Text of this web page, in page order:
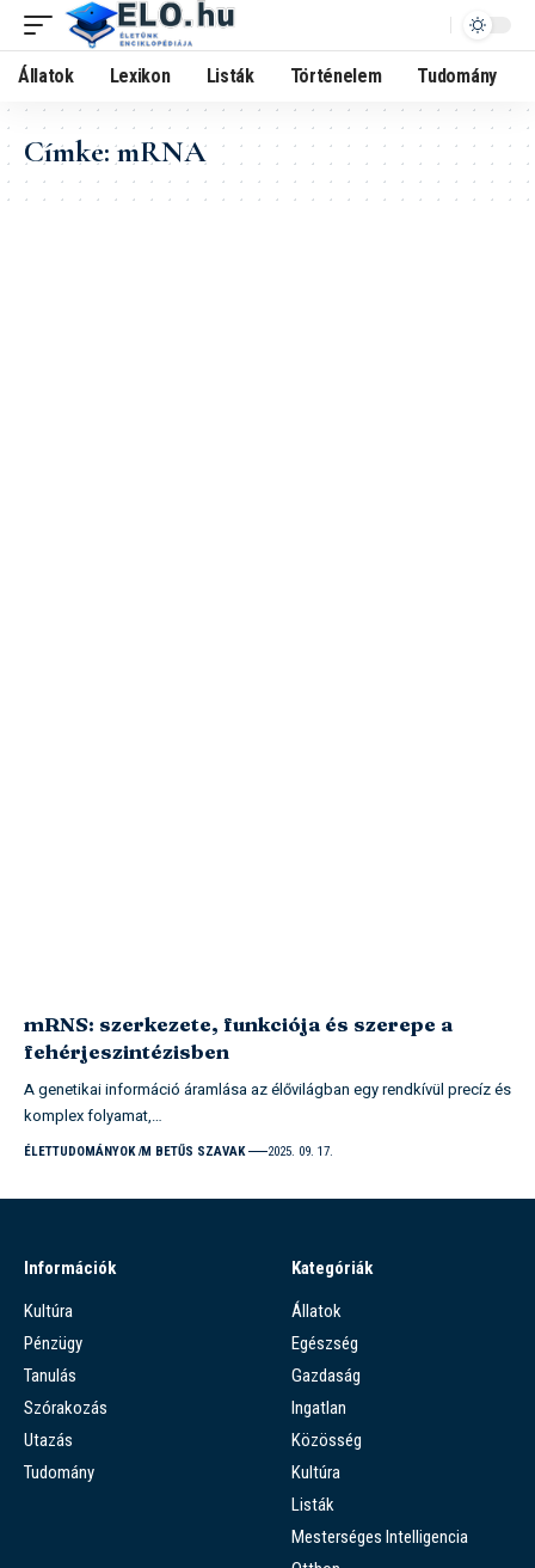
Állatok Lexikon Listák Történelem Tudomány
Címke:mRNA
mRNS: szerkezete, funkciója és szerepe a
fehérjeszintézisben
A genetikai információ áramlása az élővilágban egy rendkívül precíz és
komplex folyamat,…
ÉLETTUDOMÁNYOK M BETŰS SZAVAK 2025. 09. 17.
Információk
Kultúra
Pénzügy
Tanulás
Szórakozás
Utazás
Tudomány
Kategóriák
Állatok
Egészség
Gazdaság
Ingatlan
Közösség
Kultúra
Listák
Mesterséges Intelligencia